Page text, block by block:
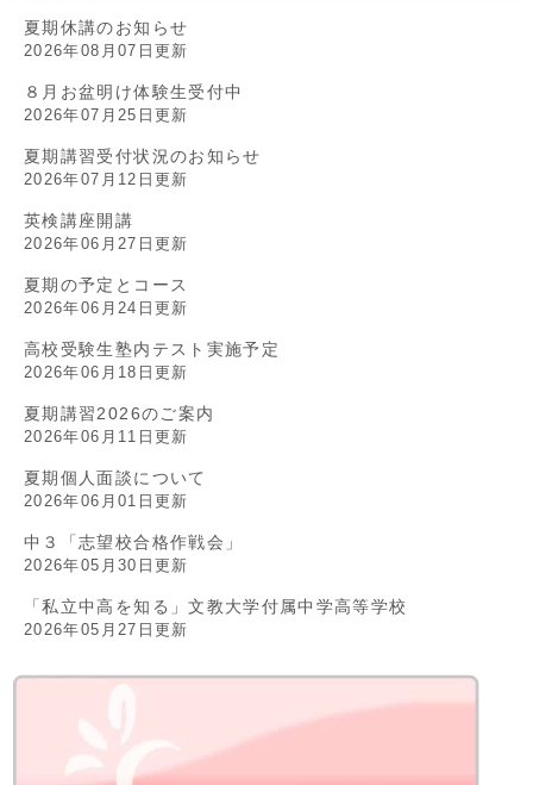
夏期休講のお知らせ
2026年08月07日更新
８月お盆明け体験生受付中
2026年07月25日更新
夏期講習受付状況のお知らせ
2026年07月12日更新
英検講座開講
2026年06月27日更新
夏期の予定とコース
2026年06月24日更新
高校受験生塾内テスト実施予定
2026年06月18日更新
夏期講習2026のご案内
2026年06月11日更新
夏期個人面談について
2026年06月01日更新
中３「志望校合格作戦会」
2026年05月30日更新
「私立中高を知る」文教大学付属中学高等学校
2026年05月27日更新